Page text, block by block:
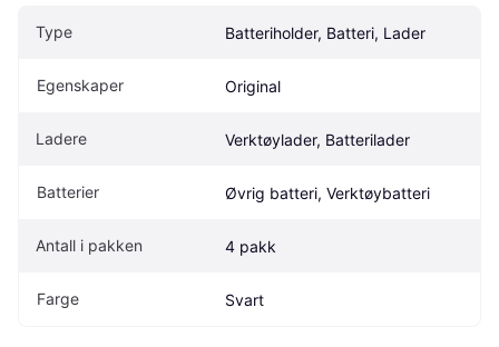
Type Batteriholder, Batteri, Lader
Egenskaper Original
Ladere Verktøylader, Batterilader
Batterier Øvrig batteri, Verktøybatteri
Antall i pakken 4 pakk
Farge Svart